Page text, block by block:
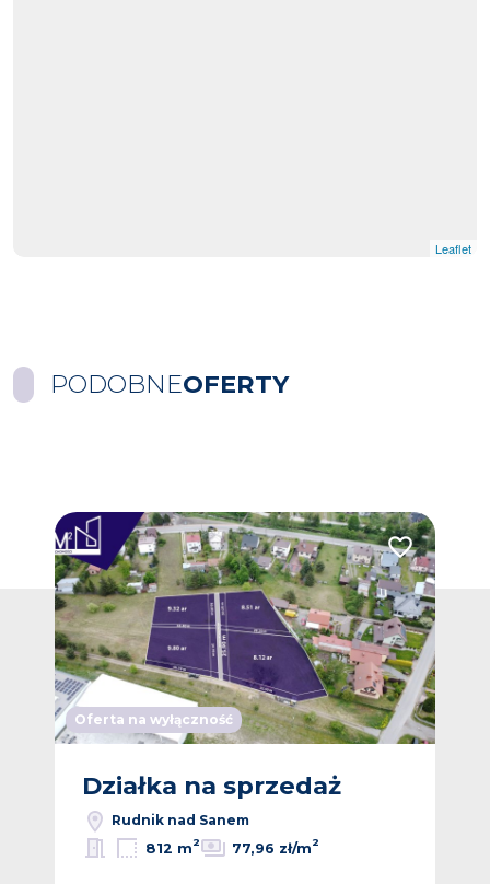
Leaflet
PODOBNEOFERTY
Oferta na wyłączność
Dodaj do
Działka na sprzedaż
Rudnik nad Sanem
812 m2 77,96 zł/m2